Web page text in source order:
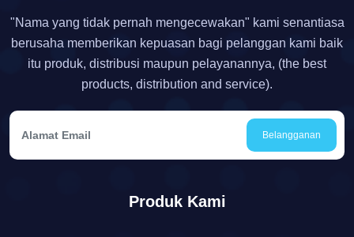
"Nama yang tidak pernah mengecewakan" kami senantiasa
berusaha memberikan kepuasan bagi pelanggan kami baik
itu produk, distribusi maupun pelayanannya, (the best
products, distribution and service).
Belangganan
Produk Kami